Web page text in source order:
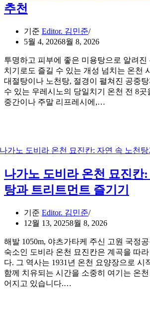
검
색
추천
기준 Editor. 김민준
5월 4, 20268월 8, 2026
투명하고 피부에 좋은 미용탕으로 알려진
치기로도 즐길 수 있는 개성 넘치는 온천
대절탕이나 노천탕, 절경이 펼쳐진 공중
수 있는 우레시노의 당일치기 온천 전 8
중간이나 주말 리프레시에,…
나가노 도비라 온천 묘진칸
탕과 트리트먼트 즐기기
기준 Editor. 김민준
12월 13, 20258월 8, 2026
해발 1050m, 야츠가타케 주신 고원 국정
숙소인 도비라 온천 묘진칸은 계곡을 따라
다. 그 역사는 1931년 온천 요양장으로 시
함께 치유되는 시간을 소중히 여기는 온천
어지고 있습니다.…